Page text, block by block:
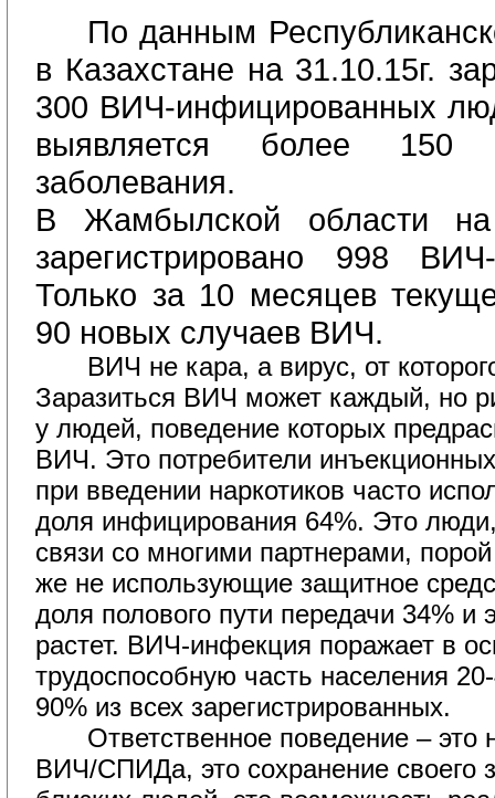
По данным
в Казахстане на 31.10.15г.
300 ВИЧ-инфицированных
выявляется более 150
заболевания.
В Жамбылской области на
зарегистрировано 998
Только за 10 месяцев
90 новых случаев ВИЧ.
ВИЧ не кара, а вирус, от
Заразиться ВИЧ может каждый, но
у людей, поведение которых
ВИЧ. Это потребители
при введении наркотиков часто
доля инфицирования 64%. Это
связи со многими партнерами,
же не использующие защитное
доля полового пути передачи 34% и
растет. ВИЧ-инфекция поражает в
трудоспособную часть населения
90% из всех зарегистрированных.
Ответственное поведение – это
ВИЧ/СПИДа, это сохранение своего